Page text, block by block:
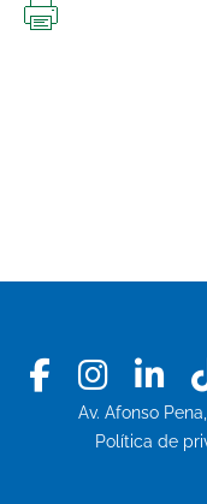
Av. Afonso
Política de